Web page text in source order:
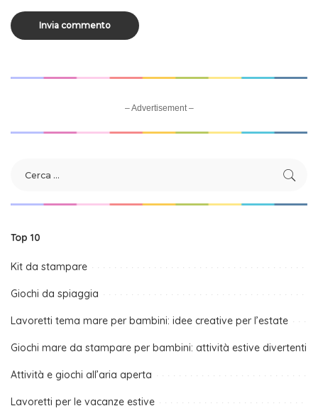
– Advertisement –
Top 10
Kit da stampare
Giochi da spiaggia
Lavoretti tema mare per bambini: idee creative per l’estate
Giochi mare da stampare per bambini: attività estive divertenti
Attività e giochi all’aria aperta
Lavoretti per le vacanze estive